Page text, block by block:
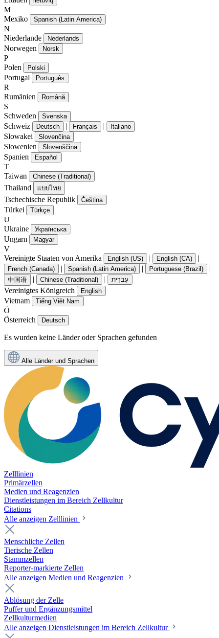
M
Mexiko
Spanish (Latin America)
N
Niederlande
Nederlands
Norwegen Norsk
P
Polen
Polski
Portugal Português
R
Rumänien
Română
S
Schweden
Svenska
Schweiz Deutsch | Français | Italiano
Slowakei Slovenčina
Slowenien Slovenščina
Spanien Español
T
Taiwan
Chinese (Traditional)
Thailand แบบไทย
Tschechische Republik Čeština
Türkei Türkçe
U
Ukraine
Українська
Ungarn Magyar
V
Vereinigte Staaten von Amerika
English (US) | English (CA) |
French (Canada) | Spanish (Latin America) | Portuguese (Brazil) |
中国语 | Chinese (Traditional) | עִברִית
Vereinigtes Königreich English
Vietnam Tiếng Việt Nam
Ö
Österreich
Deutsch
Es wurden keine Länder oder Sprachen gefunden
Alle Länder und Sprachen
Zelllinien
Primärzellen
Medien und Reagenzien
Dienstleistungen im Bereich Zellkultur
Citations
Alle anzeigen Zelllinien
Menschliche Zellen
Tierische Zellen
Stammzellen
Reporter-markierte Zellen
Alle anzeigen Medien und Reagenzien
Ablösung der Zelle
Puffer und Ergänzungsmittel
Zellkulturmedien
Alle anzeigen Dienstleistungen im Bereich Zellkultur